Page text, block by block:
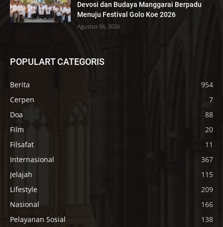
Devosi dan Budaya Manggarai Berpadu
Menuju Festival Golo Koe 2026
Agustus 06, 2026
POPULART CATEGORIS
Berita
954
Cerpen
7
Doa
88
Film
20
Filsafat
11
Internasional
367
Jelajah
115
Lifestyle
209
Nasional
166
Pelayanan Sosial
138